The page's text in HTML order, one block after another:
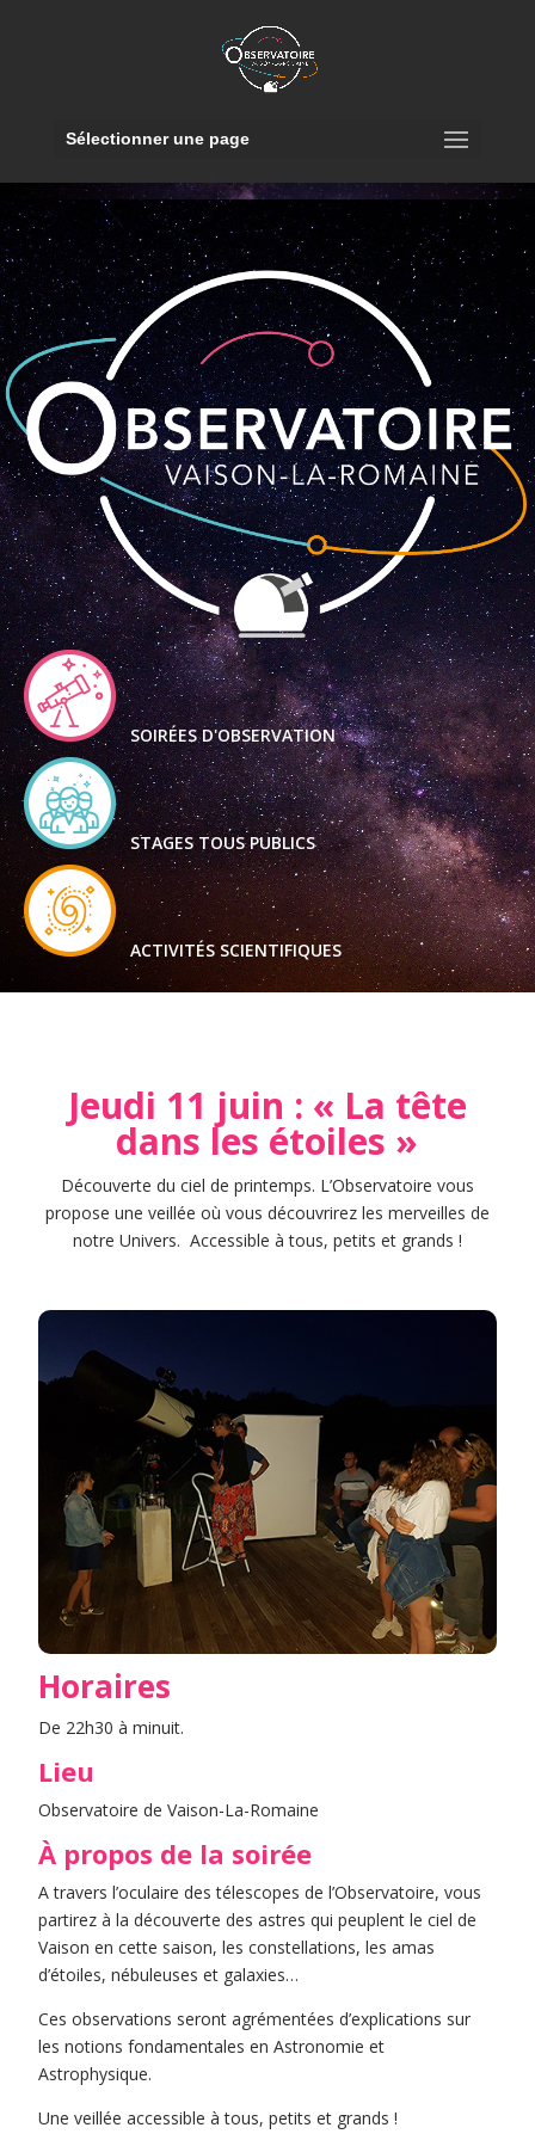
Sélectionner une page
SOIRÉES D'OBSERVATION
STAGES TOUS PUBLICS
ACTIVITÉS SCIENTIFIQUES
Jeudi 11 juin : « La tête
dans les étoiles »
Découverte du ciel de printemps. L’Observatoire vous
propose une veillée où vous découvrirez les merveilles de
notre Univers. Accessible à tous, petits et grands !
Horaires
De 22h30 à minuit.
Lieu
Observatoire de Vaison-La-Romaine
À propos de la soirée
A travers l’oculaire des télescopes de l’Observatoire, vous
partirez à la découverte des astres qui peuplent le ciel de
Vaison en cette saison, les constellations, les amas
d’étoiles, nébuleuses et galaxies…
Ces observations seront agrémentées d’explications sur
les notions fondamentales en Astronomie et
Astrophysique.
Une veillée accessible à tous, petits et grands !